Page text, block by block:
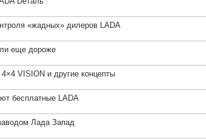
«жадных» дилеров LADA
еще дороже
VISION и другие концепты
бесплатные LADA
Лада Запад